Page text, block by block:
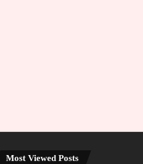
Most Viewed Posts